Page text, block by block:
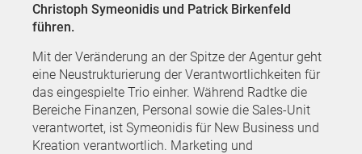
Christoph Symeonidis und Patrick Birkenfeld
führen.
Mit der Veränderung an der Spitze der Agentur geht
eine Neustrukturierung der Verantwortlichkeiten für
das eingespielte Trio einher. Während Radtke die
Bereiche Finanzen, Personal sowie die Sales-Unit
verantwortet, ist Symeonidis für New Business und
Kreation verantwortlich. Marketing und